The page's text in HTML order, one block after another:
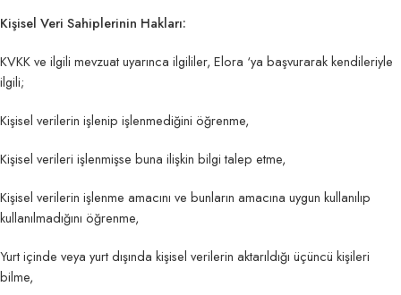
Kişisel Veri Sahiplerinin Hakları:
KVKK ve ilgili mevzuat uyarınca ilgililer, Elora ‘ya başvurarak kendileriyle
ilgili;
Kişisel verilerin işlenip işlenmediğini öğrenme,
Kişisel verileri işlenmişse buna ilişkin bilgi talep etme,
Kişisel verilerin işlenme amacını ve bunların amacına uygun kullanılıp
kullanılmadığını öğrenme,
Yurt içinde veya yurt dışında kişisel verilerin aktarıldığı üçüncü kişileri
bilme,